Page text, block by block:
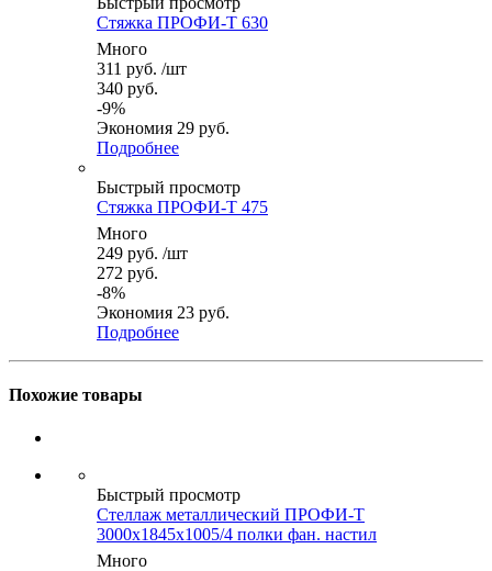
Стяжка ПРОФИ-Т 630
Много
311 руб. /шт
340 руб.
-9%
Экономия 29 руб.
Подробнее
Быстрый просмотр
Стяжка ПРОФИ-Т 475
Много
249 руб. /шт
272 руб.
-8%
Экономия 23 руб.
Подробнее
Похожие товары
Быстрый просмотр
Стеллаж металлический ПРОФИ-Т
3000x1845x1005/4 полки фан. настил
Много